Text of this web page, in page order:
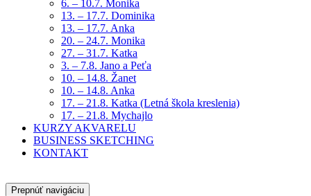
6. – 10.7. Monika
13. – 17.7. Dominika
13. – 17.7. Anka
20. – 24.7. Monika
27. – 31.7. Katka
3. – 7.8. Jano a Peťa
10. – 14.8. Žanet
10. – 14.8. Anka
17. – 21.8. Katka (Letná škola kreslenia)
17. – 21.8. Mychajlo
KURZY AKVARELU
BUSINESS SKETCHING
KONTAKT
Prepnúť navigáciu